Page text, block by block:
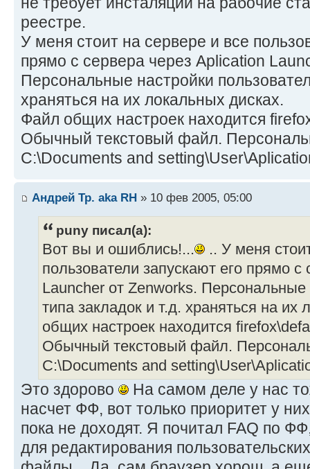
реестре.
У меня стоит на сервере и все
прямо с сервера через Aplication
Персональные настройки
храняться на их локальных дисках.
Файл общих настроек находится
Обычный текстовый файл.
C:\Documents and
Андрей Тр. aka RH » 10 фев 2005, 05:00
puny писал(а):
Вот вы и ошиблись!...
.. У меня
пользователи запускают его прямо
Launcher от Zenworks. Персональные
типа закладок и т.д. храняться на
общих настроек находится
Обычный текстовый файл.
C:\Documents and
Это здорово
На самом деле у нас
насчет ФФ, вот только приоритет у
пока не доходят. Я почитал FAQ по
для редактирования